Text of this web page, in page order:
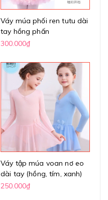
Váy múa phối ren tutu dài
tay hồng phấn
300.000₫
Váy tập múa voan nơ eo
dài tay (hồng, tím, xanh)
250.000₫